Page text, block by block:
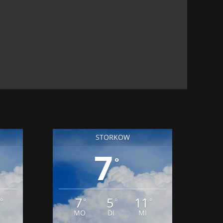
STORKOW
7
7
MO
5
DI